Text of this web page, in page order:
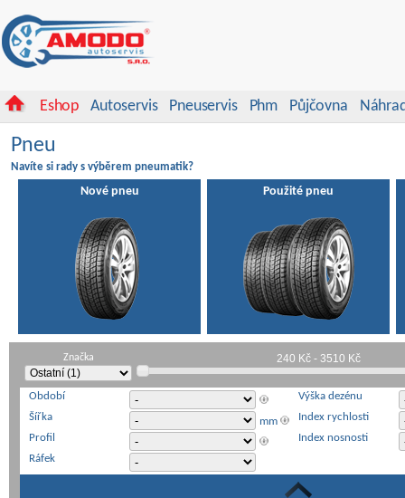
Eshop Autoservis Pneuservis Phm Půjčovna
Pneu
Navíte si rady s výběrem pneumatik?
Nové pneu Použité pneu
Značka
Období
Výška dezénu
Šířka
mm
Index rychlosti
Profil
Index nosnosti
Ráfek